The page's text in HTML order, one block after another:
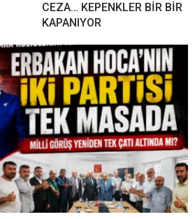
CEZA… KEPENKLER BİR BİR
KAPANIYOR